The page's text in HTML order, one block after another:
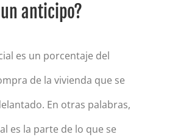
anticipo?
es un porcentaje del
de la vivienda que se
En otras palabras,
es la parte de lo que se